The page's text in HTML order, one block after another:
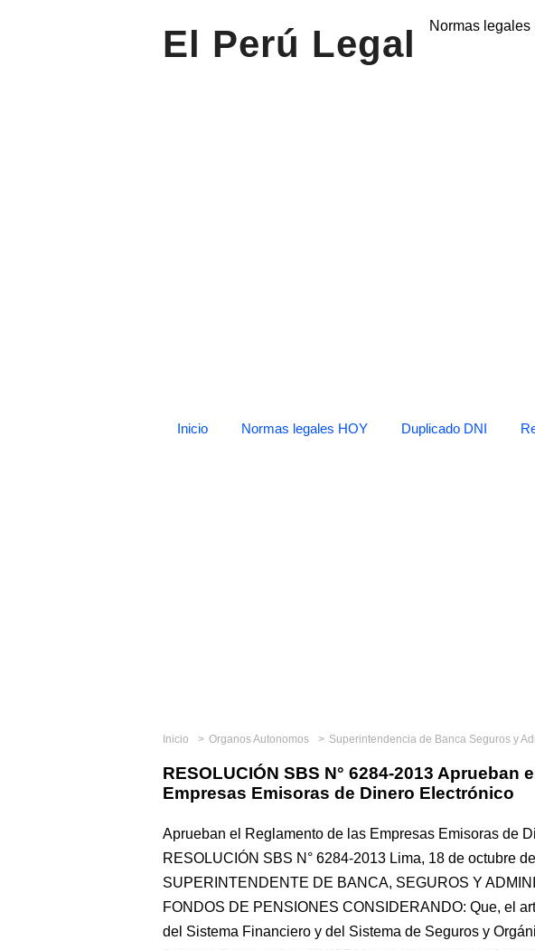
El Perú Legal Normas
Inicio Normas legales HOY Duplicado DNI
Inicio Organos Autonomos Superintendencia de Banca Seguros y
RESOLUCIÓN SBS N° 6284-2013 Aprueban
Empresas Emisoras de Dinero Electrónico
Aprueban el Reglamento de las Empresas Emisoras de
RESOLUCIÓN SBS N° 6284-2013 Lima, 18 de octubre
SUPERINTENDENTE DE BANCA, SEGUROS Y
FONDOS DE PENSIONES CONSIDERANDO: Que, el
del Sistema Financiero y del Sistema de Seguros y